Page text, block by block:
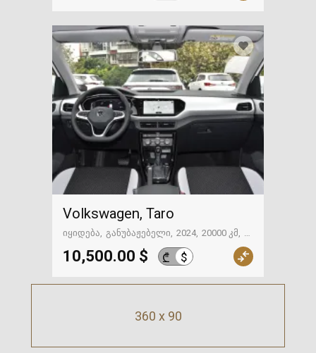
Volkswagen, Taro
იყიდება განუბაჟებელი 2024 20000 კმ
გზაში. საქართველოსკენ
10,500.00 $ ₾ $
360 x 90